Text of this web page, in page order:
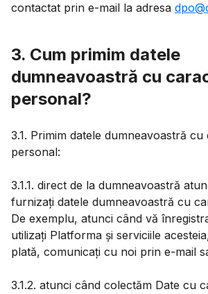
contactat prin e-mail la adresa
3. Cum primim datele
dumneavoastră cu
personal?
3.1. Primim datele dumneavoastră
personal:
3.1.1. direct de la dumneavoastră
furnizați datele dumneavoastră cu
De exemplu, atunci când vă
utilizați Platforma și serviciile
plată, comunicați cu noi prin e-mail
3.1.2. atunci când colectăm Date cu